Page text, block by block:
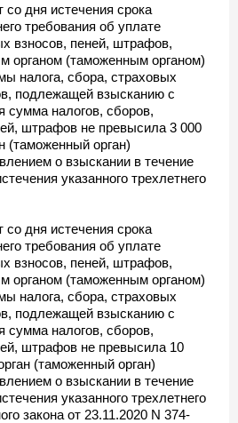
со дня истечения срока
требования об уплате
взносов, пеней, штрафов,
органом (таможенным органом)
налога, сбора, страховых
подлежащей взысканию с
сумма налогов, сборов,
штрафов не превысила 3 000
(таможенный орган)
о взыскании в течение
указанного трехлетнего
со дня истечения срока
требования об уплате
взносов, пеней, штрафов,
органом (таможенным органом)
налога, сбора, страховых
подлежащей взысканию с
сумма налогов, сборов,
штрафов не превысила 10
(таможенный орган)
о взыскании в течение
указанного трехлетнего
закона от 23.11.2020 N 374-